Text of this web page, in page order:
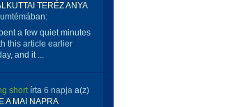
TERÉZ ANYA
a few quiet minutes
this article earlier
and it ...
shortírta 6 napja a(z)
A MAI NAPRA